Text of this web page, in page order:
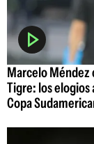
Marcelo Méndez
Tigre: los elogios
Copa